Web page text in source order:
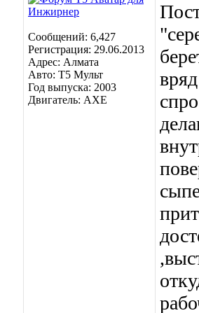
Сообщений: 6,427
Регистрация: 29.06.2013
Адрес: Алмата
Авто: Т5 Мульт
Год выпуска: 2003
Двигатель: АХЕ